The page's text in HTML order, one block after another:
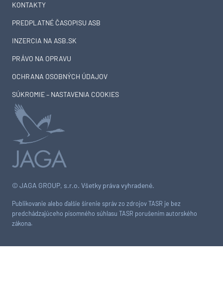
© JAGA GROUP, s.r.o. Všetky práva vyhradené.
Publikovanie alebo ďalšie šírenie správ zo zdrojov TASR je bez
predchádzajúceho písomného súhlasu TASR porušením autorského
zákona.
KONTAKTY
PREDPLATNÉ ČASOPISU ASB
INZERCIA NA ASB.SK
PRÁVO NA OPRAVU
OCHRANA OSOBNÝCH ÚDAJOV
SÚKROMIE – NASTAVENIA COOKIES